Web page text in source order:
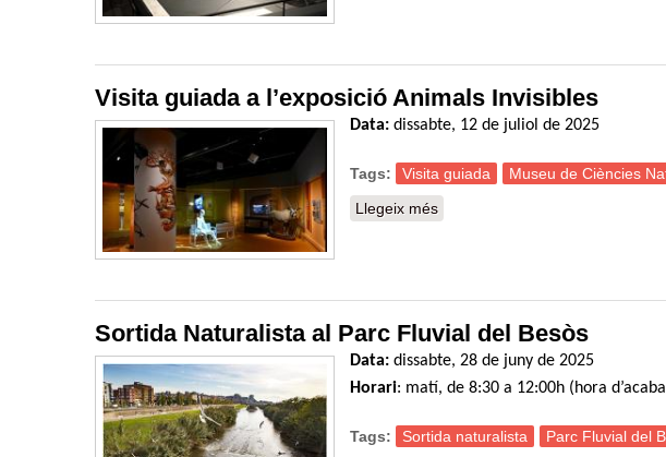
Visita guiada a l’exposició Animals Invisibles
Data: dissabte, 12 de juliol de 2025
Tags: Visita guiada
Museu de Ciències
Llegeix més
Sortida Naturalista al Parc Fluvial del Besòs
Data: dissabte, 28 de juny de 2025
Horari: matí, de 8:30 a 12:00h (hora
Tags: Sortida naturalista
Parc Fluvial del